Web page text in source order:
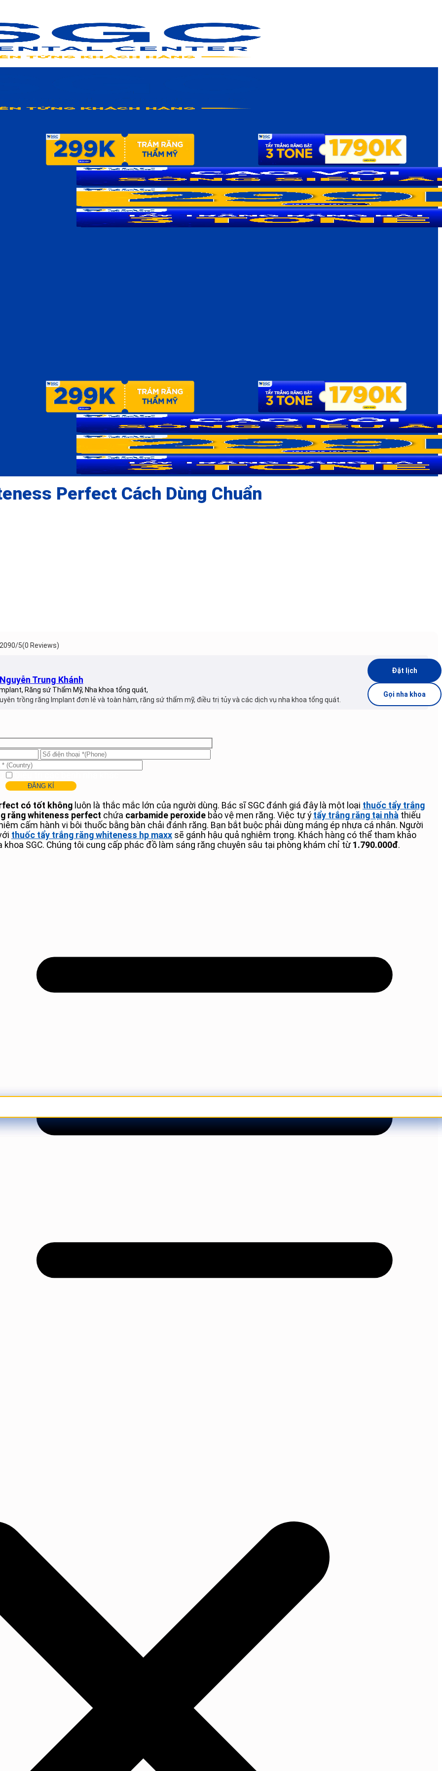
Perfect Cách Dùng Chuẩn
0/5(0 Reviews)
Trung Khánh
Răng sứ Thẩm Mỹ, Nha khoa tổng quát,
trồng răng Implant đơn lẻ và toàn hàm, răng sứ thẩm mỹ, điều trị tủy và các dịch vụ nha khoa tổng quát.
Đặt lịch
Gọi nha khoa
có tốt khôngluôn là thắc mắc lớn của người dùng. Bác sĩ SGC đánh giá đây là một loại thuốc tẩy trắng
răng whiteness perfect chứa carbamide peroxidebảo vệ men răng. Việc tự ý tẩy trắng răng tại nhà thiếu
cấm hành vi bôi thuốc bằng bàn chải đánh răng. Bạn bắt buộc phải dùng máng ép nhựa cá nhân. Người
thuốc tẩy trắng răng whiteness hp maxxsẽ gánh hậu quả nghiêm trọng. Khách hàng có thể tham khảo
khoa SGC. Chúng tôi cung cấp phác đồ làm sáng răng chuyên sâu tại phòng khám chỉ từ 1.790.000đ.